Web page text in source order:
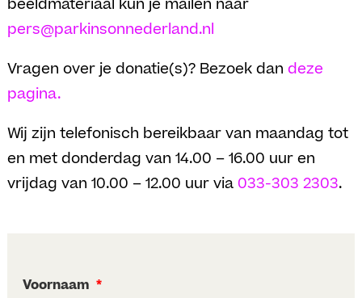
beeldmateriaal kun je mailen naar
pers@parkinsonnederland.nl
Vragen over je donatie(s)? Bezoek dandeze
pagina.
Wij zijn telefonisch bereikbaar van maandag tot
en met donderdag van 14.00 – 16.00 uur en
vrijdag van 10.00 – 12.00 uur via 033-303 2303.
Voornaam *